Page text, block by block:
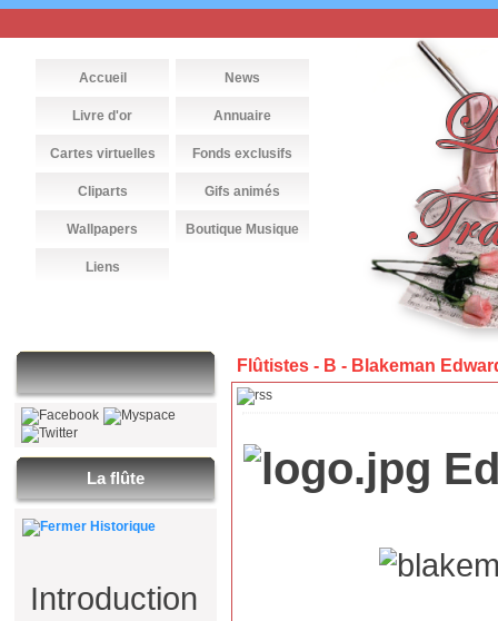
Accueil News
Livre d'or Annuaire
Cartes virtuelles Fonds exclusifs
Cliparts Gifs animés
Wallpapers Boutique Musique
Liens
La flûte
Historique
Introduction
Flûtistes - B - Blakeman